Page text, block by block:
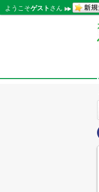
ようこそゲスト さん